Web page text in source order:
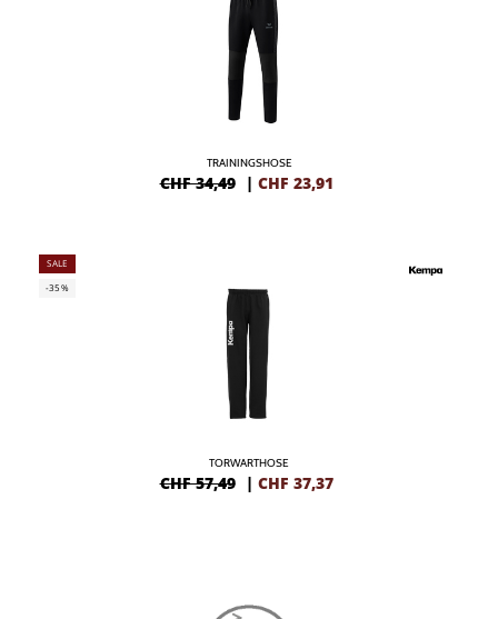
TRAININGSHOSE
CHF 34,49 | CHF 23,91
SALE
-35%
TORWARTHOSE
CHF 57,49 | CHF 37,37